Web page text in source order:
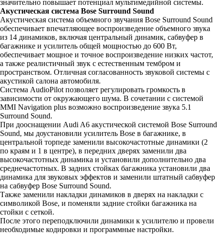
значительно повышает потенциал мультимедийной системы.
Акустическая система Bose Surround Sound
Акустическая система объемного звучания Bose Surround Sound
обеспечивает впечатляющее воспроизведение объемного звука
из 14 динамиков, включая центральный динамик, сабвуфер в
багажнике и усилитель общей мощностью до 600 Вт,
обеспечивает мощное и точное воспроизведение низких частот,
а также реалистичный звук с естественным тембром и
пространством. Отличная согласованность звуковой системы с
акустикой салона автомобиля.
Система AudioPilot позволяет регулировать громкость в
зависимости от окружающего шума. В сочетании с системой
MMI Navigation plus возможно воспроизведение звука 5.1
Surround Sound.
При дооснащении Audi A6 акустической системой Bose Surround
Sound, мы доустановили усилитель Bose в багажнике, в
центральной торпеде заменили высокочастотные динамики (2
по краям и 1 в центре), в передних дверях заменили два
высокочастотных динамика и установили дополнительно два
среднечастотных. В задних стойках багажника установили два
динамика для звуковых эффектов и заменили штатный сабвуфер
на сабвуфер Bose Surround Sound.
Также заменили накладки динамиков в дверях на накладки с
символикой Bose, и поменяли задние стойки багажника на
стойки с сеткой.
После этого переподключили динамики к усилителю и провели
необходимые кодировки и программные настройки.